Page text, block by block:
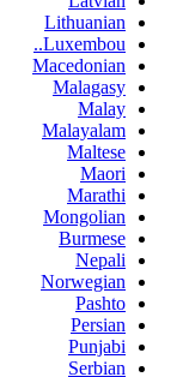
Lithuanian
Luxembou..
Macedonian
Malagasy
Malay
Malayalam
Maltese
Maori
Marathi
Mongolian
Burmese
Nepali
Norwegian
Pashto
Persian
Punjabi
Serbian